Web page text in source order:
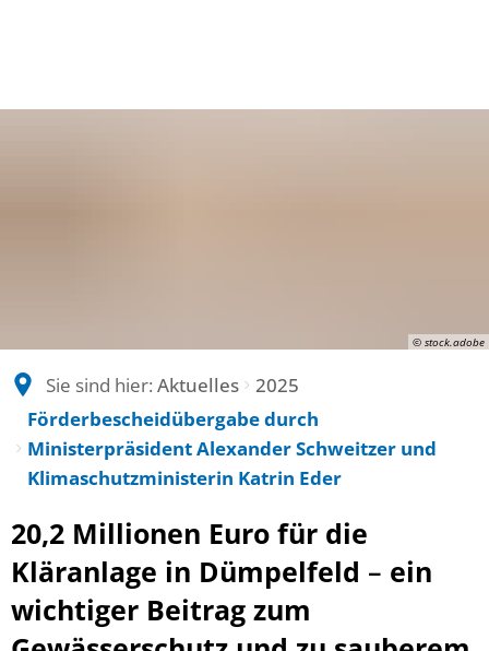
© stock.adobe
Sie sind hier: Aktuelles
2025
Förderbescheidübergabe durch
Ministerpräsident Alexander Schweitzer und
Klimaschutzministerin Katrin Eder
20,2 Millionen Euro für die
Kläranlage in Dümpelfeld – ein
wichtiger Beitrag zum